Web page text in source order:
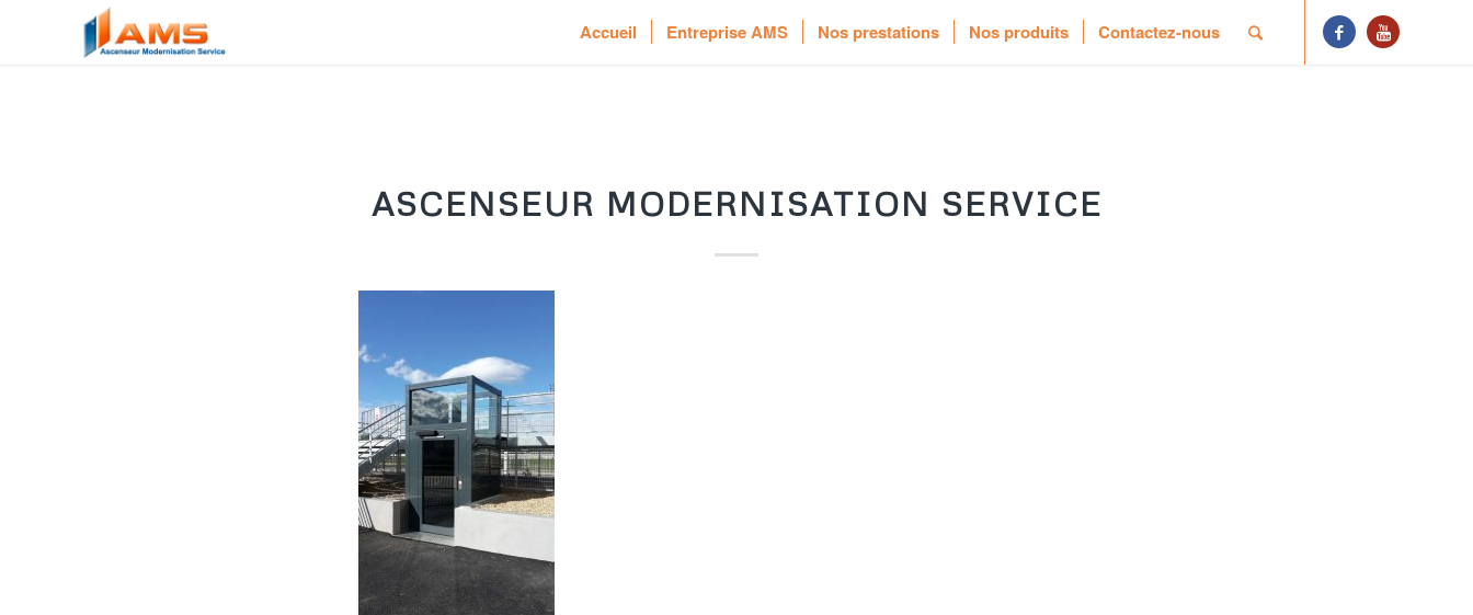
Accueil Entreprise AMS Nos prestations Nos produits Contactez-nous
ASCENSEUR MODERNISATION SERVICE